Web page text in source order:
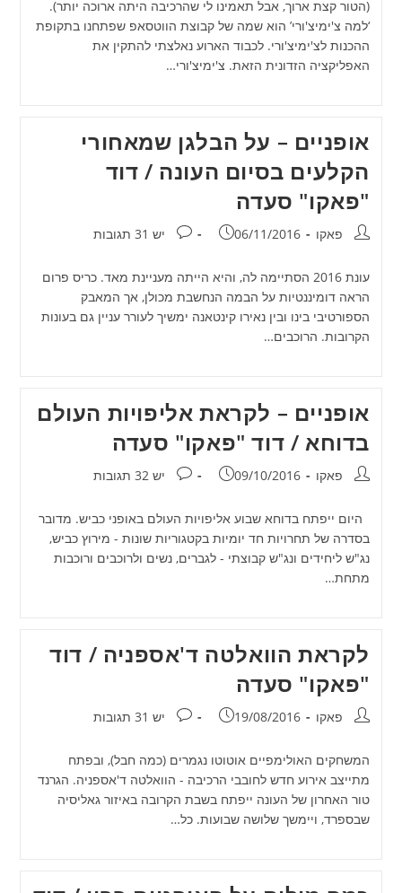
(הטור קצת ארוך, אבל תאמינו לי שהרכיבה היתה ארוכה יותר).
‘למה צ'ימיצ'ורי’ הוא שמה של קבוצת הווטסאפ שפתחנו בתקופת
ההכנות לצ'ימיצ'ורי. לכבוד הארוע נאלצתי להתקין את
האפליקציה הזדונית הזאת. צ'ימיצ'ורי…
אופניים – על הבלגן שמאחורי
הקלעים בסיום העונה / דוד
"פאקו" סעדה
מחבר:פאקו פורסם:
06/11/2016 תגובות:
יש 31 תגובות
עונת 2016 הסתיימה לה, והיא הייתה מעניינת מאד. כריס פרום
הראה דומיננטיות על הבמה הנחשבת מכולן, אך המאבק
הספורטיבי בינו ובין נאירו קינטאנה ימשיך לעורר עניין גם בעונות
הקרובות. הרוכבים…
אופניים – לקראת אליפויות העולם
בדוחא / דוד "פאקו" סעדה
מחבר:פאקו פורסם:
09/10/2016 תגובות:
יש 32 תגובות
היום ייפתח בדוחא שבוע אליפויות העולם באופני כביש. מדובר
בסדרה של תחרויות חד יומיות בקטגוריות שונות - מירוץ כביש,
נג"ש ליחידים ונג"ש קבוצתי - לגברים, נשים ולרוכבים ורוכבות
מתחת…
לקראת הוואלטה ד'אספניה / דוד
"פאקו" סעדה
מחבר:פאקו פורסם:
19/08/2016 תגובות:
יש 31 תגובות
המשחקים האולימפיים אוטוטו נגמרים (כמה חבל), ובפתח
מתייצב אירוע חדש לחובבי הרכיבה - הוואלטה ד'אספניה. הגרנד
טור האחרון של העונה ייפתח בשבת הקרובה באיזור גאליסיה
שבספרד, ויימשך שלושה שבועות. כל…